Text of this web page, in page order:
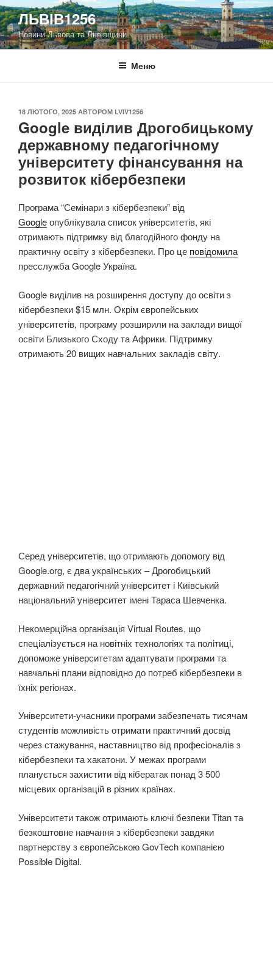
Перейти
до
вмісту
ЛЬВІВ1256
Новини Львова та Львівщини
Меню
ОПУБЛІКОВАНО
18 ЛЮТОГО, 2025 АВТОРОМ LVIV1256
Google виділив Дрогобицькому
державному педагогічному
університету фінансування на
розвиток кібербезпеки
Програма “Семінари з кібербезпеки” від
Googleопублікувала список університетів, які
отримають підтримку від благодійного фонду на
практичну освіту з кібербезпеки. Про це повідомила
пресслужба Google Україна.
Google виділив на розширення доступу до освіти з
кібербезпеки $15 млн. Окрім європейських
університетів, програму розширили на заклади вищої
освіти Близького Сходу та Африки. Підтримку
отримають 20 вищих навчальних закладів світу.
Серед університетів, що отримають допомогу від
Google.org, є два українських – Дрогобицький
державний педагогічний університет і Київський
національний університет імені Тараса Шевченка.
Некомерційна організація Virtual Routes, що
спеціалізується на новітніх технологіях та політиці,
допоможе університетам адаптувати програми та
навчальні плани відповідно до потреб кібербезпеки в
їхніх регіонах.
Університети-учасники програми забезпечать тисячам
студентів можливість отримати практичний досвід
через стажування, наставництво від професіоналів з
кібербезпеки та хакатони. У межах програми
планується захистити від кібератак понад 3 500
місцевих організацій в різних країнах.
Університети також отримають ключі безпеки Titan та
безкоштовне навчання з кібербезпеки завдяки
партнерству з європейською GovTech компанією
Possible Digital.